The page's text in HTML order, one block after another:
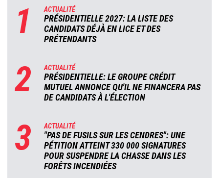
1 ACTUALITÉ
PRÉSIDENTIELLE 2027: LA LISTE DES
CANDIDATS DÉJÀ EN LICE ET DES
PRÉTENDANTS
2 ACTUALITÉ
PRÉSIDENTIELLE: LE GROUPE CRÉDIT
MUTUEL ANNONCE QU'IL NE FINANCERA PAS
DE CANDIDATS À L'ÉLECTION
3 ACTUALITÉ
"PAS DE FUSILS SUR LES CENDRES": UNE
PÉTITION ATTEINT 330 000 SIGNATURES
POUR SUSPENDRE LA CHASSE DANS LES
FORÊTS INCENDIÉES